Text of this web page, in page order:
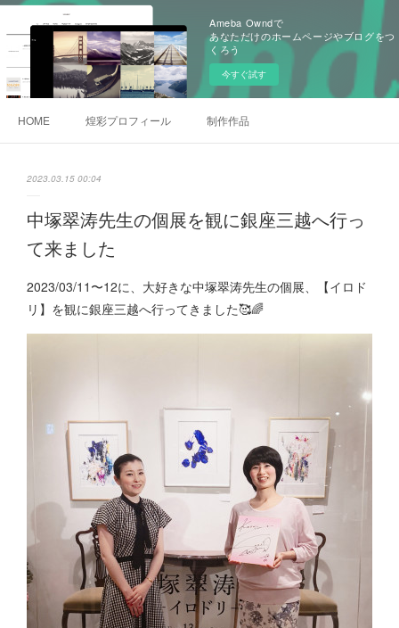
Ameba Owndで
あなただけのホームページやブログをつ
くろう
今すぐ試す
HOME 煌彩プロフィール 制作作品
2023.03.15 00:04
中塚翠涛先生の個展を観に銀座三越へ行っ
て来ました
2023/03/11〜12に、大好きな中塚翠涛先生の個展、【イロド
リ】を観に銀座三越へ行ってきました🥰🌈